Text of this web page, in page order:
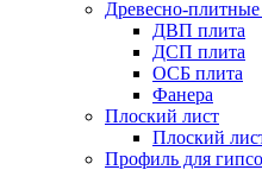
Древесно-
ДВП плита
ДСП плита
ОСБ плита
Фанера
Плоский лист
Плоский
Профиль для